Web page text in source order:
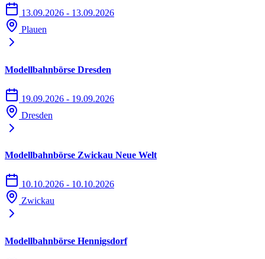
13.09.2026 - 13.09.2026
Plauen
Modellbahnbörse Dresden
19.09.2026 - 19.09.2026
Dresden
Modellbahnbörse Zwickau Neue Welt
10.10.2026 - 10.10.2026
Zwickau
Modellbahnbörse Hennigsdorf